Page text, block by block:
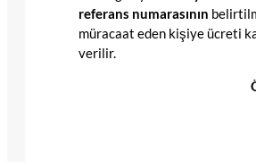
referans numarasının
müracaat eden kişiye ücreti
verilir.